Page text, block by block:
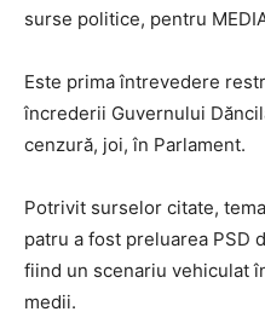
surse politice, pentru
Este prima întrevedere
încrederii Guvernului
cenzură, joi, în Parlament.
Potrivit surselor citate,
patru a fost preluarea PSD
fiind un scenariu vehiculat
medii.